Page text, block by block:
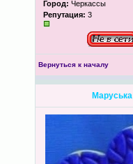
Город: Черкассы
Репутация: 3
Вернуться к началу
Маруська